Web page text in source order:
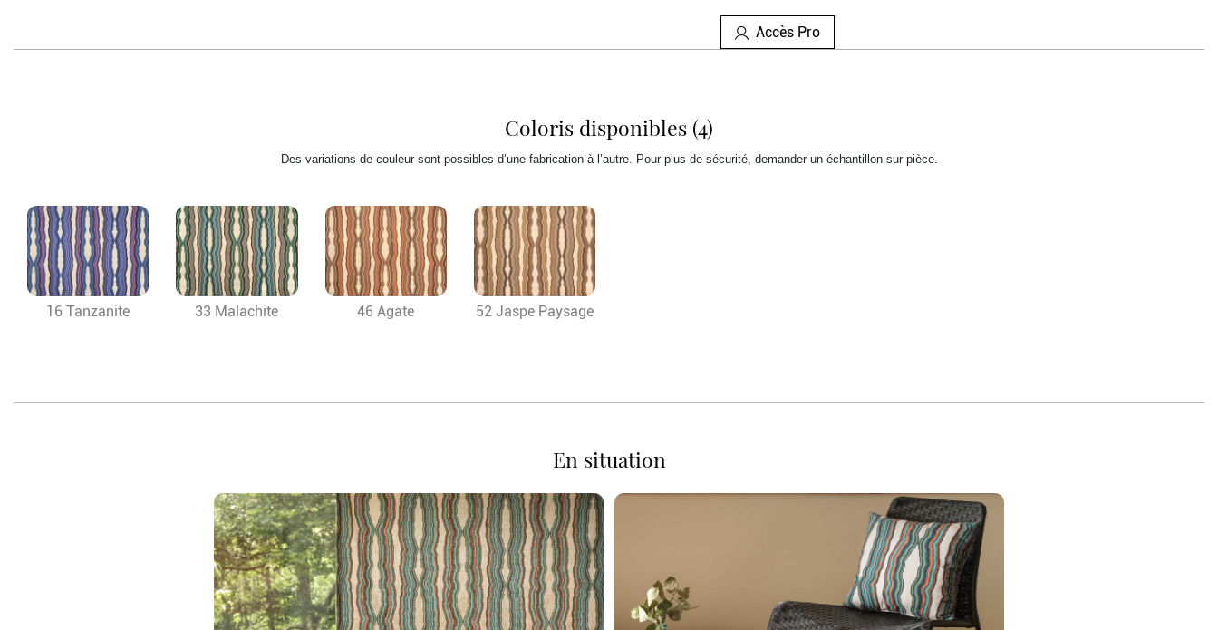
Accès Pro
Coloris disponibles (4)
Des variations de couleur sont possibles d’une fabrication à l’autre. Pour plus de sécurité, demander un échantillon sur pièce.
16 Tanzanite 33 Malachite 46 Agate 52 Jaspe Paysage
En situation